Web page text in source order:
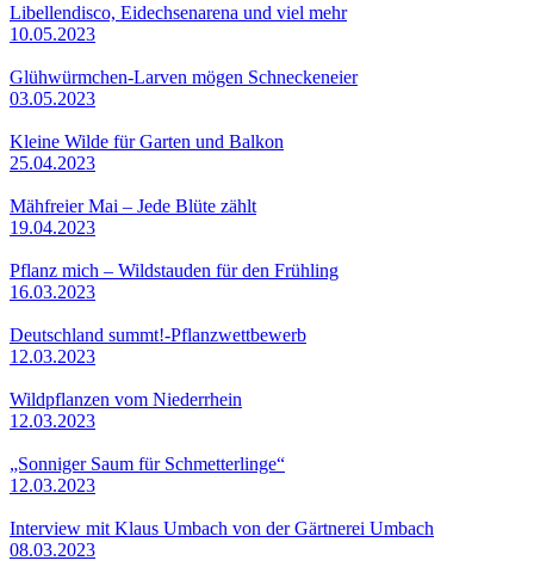
Libellendisco, Eidechsenarena und viel mehr
10.05.2023
Glühwürmchen-Larven mögen Schneckeneier
03.05.2023
Kleine Wilde für Garten und Balkon
25.04.2023
Mähfreier Mai – Jede Blüte zählt
19.04.2023
Pflanz mich – Wildstauden für den Frühling
16.03.2023
Deutschland summt!-Pflanzwettbewerb
12.03.2023
Wildpflanzen vom Niederrhein
12.03.2023
„Sonniger Saum für Schmetterlinge“
12.03.2023
Interview mit Klaus Umbach von der Gärtnerei Umbach
08.03.2023